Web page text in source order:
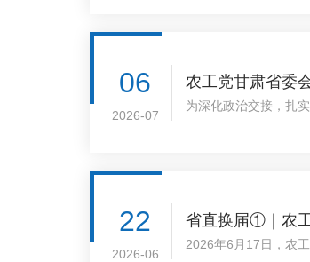
06
2026-07
农工党甘肃省委
为深化政治交接，扎
22
2026-06
省直换届①｜农
2026年6月17日，农